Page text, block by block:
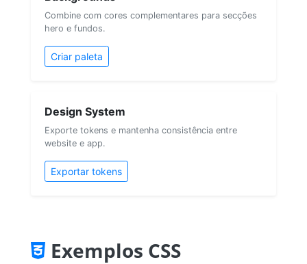
Combine com cores complementares para secções
hero e fundos.
Criar paleta
Design System
Exporte tokens e mantenha consistência entre
website e app.
Exportar tokens
Exemplos CSS